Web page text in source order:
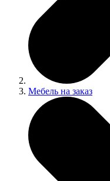
Мебель на заказ